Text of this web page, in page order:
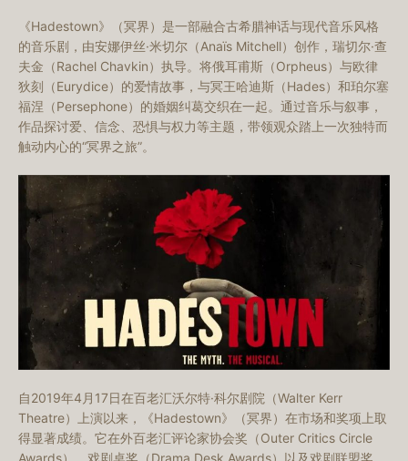
《Hadestown》（冥界）是一部融合古希腊神话与现代音乐风格
的音乐剧，由安娜伊丝·米切尔（Anaïs Mitchell）创作，瑞切尔·查
夫金（Rachel Chavkin）执导。将俄耳甫斯（Orpheus）与欧律
狄刻（Eurydice）的爱情故事，与冥王哈迪斯（Hades）和珀尔塞
福涅（Persephone）的婚姻纠葛交织在一起。通过音乐与叙事，
作品探讨爱、信念、恐惧与权力等主题，带领观众踏上一次独特而
触动内心的“冥界之旅”。
自2019年4月17日在百老汇沃尔特·科尔剧院（Walter Kerr
Theatre）上演以来，《Hadestown》（冥界）在市场和奖项上取
得显著成绩。它在外百老汇评论家协会奖（Outer Critics Circle